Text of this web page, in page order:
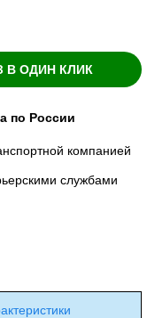
В ОДИН КЛИК
по России
компанией
службами